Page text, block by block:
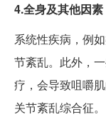
4.全身及其他因素
系统性疾病，例
节紊乱。此外，
疗，会导致咀嚼
关节紊乱综合征。